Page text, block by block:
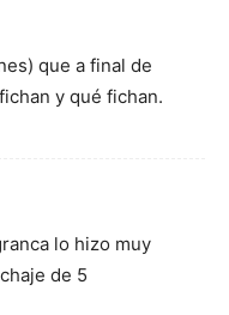
que a final de
y qué fichan.
lo hizo muy
de 5